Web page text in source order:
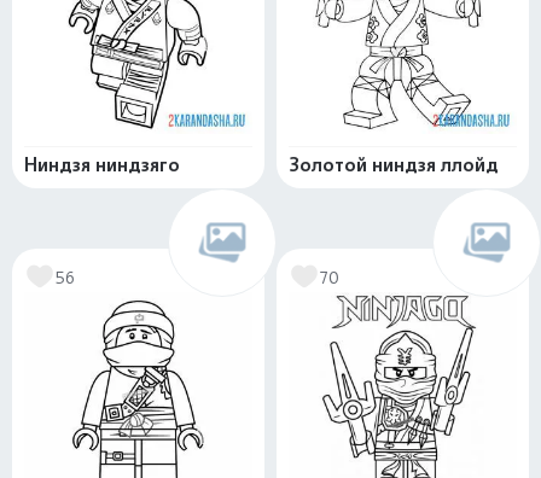
Ниндзя ниндзяго Золотой ниндзя ллойд
56 70